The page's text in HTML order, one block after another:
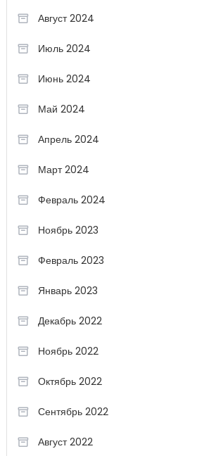
Август 2024
Июль 2024
Июнь 2024
Май 2024
Апрель 2024
Март 2024
Февраль 2024
Ноябрь 2023
Февраль 2023
Январь 2023
Декабрь 2022
Ноябрь 2022
Октябрь 2022
Сентябрь 2022
Август 2022